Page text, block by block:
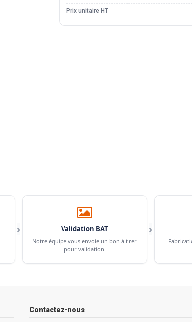
Prix unitaire HT
› Validation BAT
Notre équipe vous envoie un bon à tirer
pour validation.
›
Contactez-nous